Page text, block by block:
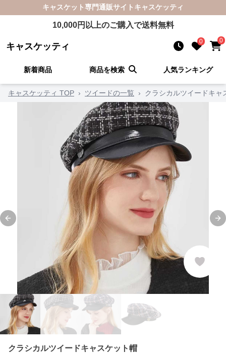
キャスケット専門通販サイト キャスケッティ
10,000円以上のご購入で送料無料
キャスケッティ 0 0
新着商品 商品を検索 人気ランキング
キャスケッティ TOP › ツイードの一覧 › クラシカルツイードキャ
Previous slide
クラシカルツイードキャスケット帽